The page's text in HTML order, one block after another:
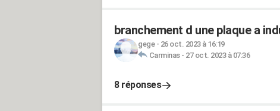
branchement d une plaque a
gege- 26 oct. 2023 à 16:19
Carminas- 27 oct. 2023 à 07:36
8 réponses